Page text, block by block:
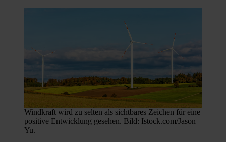
Windkraft wird zu selten als sichtbares Zeichen für eine
positive Entwicklung gesehen. Bild: Istock.com/Jason
Yu.